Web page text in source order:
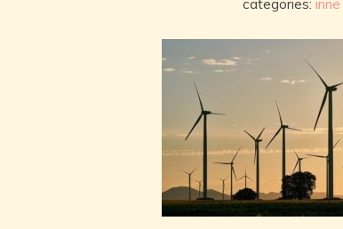
categories: inne